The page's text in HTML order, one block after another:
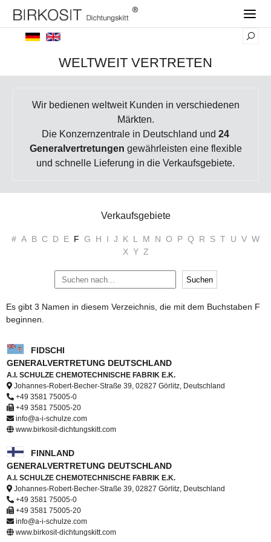
WELTWEIT VERTRETEN
Wir bedienen weltweit Kunden in verschiedenen
Märkten.
Die Konzernzentrale in Deutschland und 24
Generalvertretungen gewährleisten eine flexible
und schnelle Lieferung in die Verkaufsgebiete.
Verkaufsgebiete
# A B C D E F G H I J K L M N O P Q R S T U V W
X Y Z
Es gibt 3 Namen in diesem Verzeichnis, die mit dem Buchstaben F
beginnen.
FIDSCHI
GENERALVERTRETUNG DEUTSCHLAND
A.I. SCHULZE CHEMOTECHNISCHE FABRIK E.K.
Johannes-Robert-Becher-Straße 39, 02827 Görlitz, Deutschland
+49 3581 75005-0
+49 3581 75005-20
info@a-i-schulze.com
www.birkosit-dichtungskitt.com
FINNLAND
GENERALVERTRETUNG DEUTSCHLAND
A.I. SCHULZE CHEMOTECHNISCHE FABRIK E.K.
Johannes-Robert-Becher-Straße 39, 02827 Görlitz, Deutschland
+49 3581 75005-0
+49 3581 75005-20
info@a-i-schulze.com
www.birkosit-dichtungskitt.com